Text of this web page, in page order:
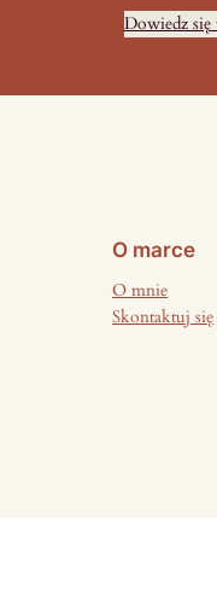
Dowiedz się
O marce
O mnie
Skontaktuj się